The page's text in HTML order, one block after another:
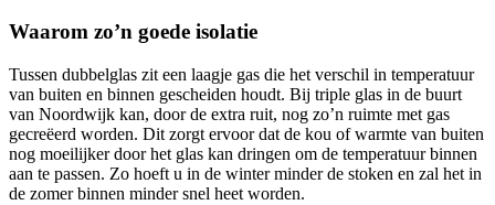
Waarom zo’n goede isolatie
Tussen dubbelglas zit een laagje gas die het verschil in temperatuur
van buiten en binnen gescheiden houdt. Bij triple glas in de buurt
van Noordwijk kan, door de extra ruit, nog zo’n ruimte met gas
gecreëerd worden. Dit zorgt ervoor dat de kou of warmte van buiten
nog moeilijker door het glas kan dringen om de temperatuur binnen
aan te passen. Zo hoeft u in de winter minder de stoken en zal het in
de zomer binnen minder snel heet worden.